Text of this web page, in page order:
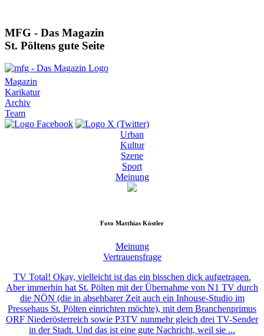
MFG - Das Magazin
St. Pöltens gute Seite
Magazin
Karikatur
Archiv
Team
Urban
Kultur
Szene
Sport
Meinung
Foto Matthias Köstler
Meinung
Vertrauensfrage
TV Total! Okay, vielleicht ist das ein bisschen dick aufgetragen.
Aber immerhin hat St. Pölten mit der Übernahme von N1 TV durch
die NÖN (die in absehbarer Zeit auch ein Inhouse-Studio im
Pressehaus St. Pölten einrichten möchte), mit dem Branchenprimus
ORF Niederösterreich sowie P3TV nunmehr gleich drei TV-Sender
in der Stadt. Und das ist eine gute Nachricht, weil sie ...